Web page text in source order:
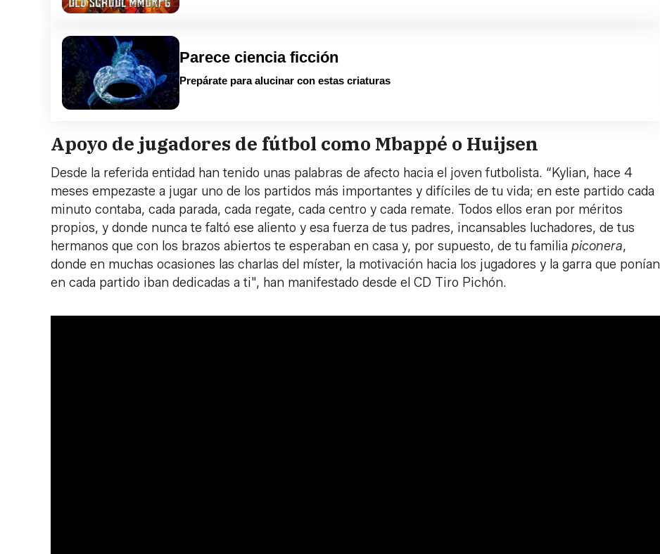
Parece ciencia ficción
Prepárate para alucinar con estas criaturas
Apoyo de jugadores de fútbol como Mbappé o Huijsen
Desde la referida entidad han tenido unas palabras de afecto hacia el joven futbolista. “Kylian, hace 4
meses empezaste a jugar uno de los partidos más importantes y difíciles de tu vida; en este partido cada
minuto contaba, cada parada, cada regate, cada centro y cada remate. Todos ellos eran por méritos
propios, y donde nunca te faltó ese aliento y esa fuerza de tus padres, incansables luchadores, de tus
hermanos que con los brazos abiertos te esperaban en casa y, por supuesto, de tu familia piconera,
donde en muchas ocasiones las charlas del míster, la motivación hacia los jugadores y la garra que ponían
en cada partido iban dedicadas a ti", han manifestado desde el CD Tiro Pichón.